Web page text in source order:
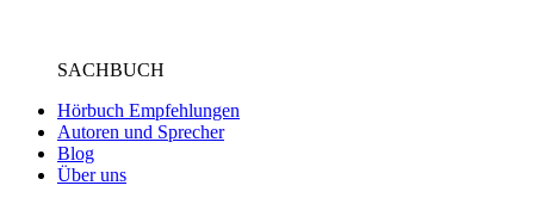
SACHBUCH
Hörbuch Empfehlungen
Autoren und Sprecher
Blog
Über uns